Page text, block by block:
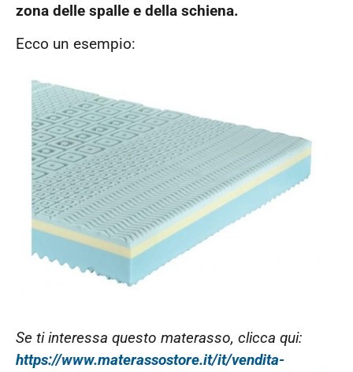
zona delle spalle e della schiena.
Ecco un esempio:
Se ti interessa questo materasso, clicca qui:
https://www.materassostore.it/it/vendita-